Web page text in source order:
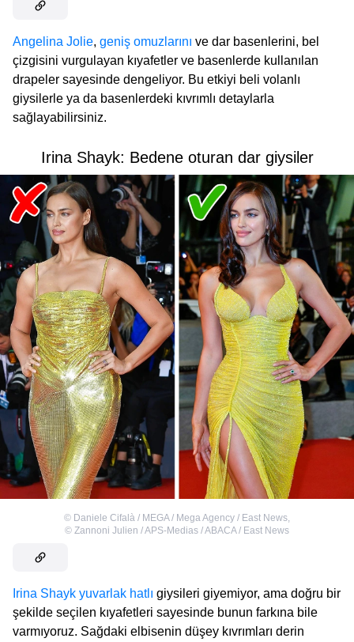
Angelina Jolie, geniş omuzlarını ve dar basenlerini, bel
çizgisini vurgulayan kıyafetler ve basenlerde kullanılan
drapeler sayesinde dengeliyor. Bu etkiyi beli volanlı
giysilerle ya da basenlerdeki kıvrımlı detaylarla
sağlayabilirsiniz.
Irina Shayk: Bedene oturan dar giysiler
© Daniele Cifalà / MEGA / Mega Agency / East News
© Zannoni Julien / APS-Medias / ABACA / East News
Irina Shayk yuvarlak hatlı giysileri giyemiyor, ama doğru bir
şekilde seçilen kıyafetleri sayesinde bunun farkına bile
varmıyoruz. Sağdaki elbisenin düşey kıvrımları derin